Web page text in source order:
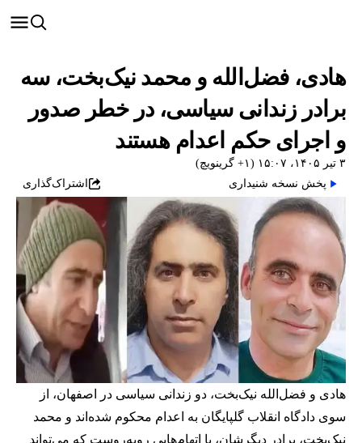
هادی، فضل‌الله و محمد نیک‌بخت، سه
برادر زندانی سیاسی، در خطر صدور
و اجرای حکم اعدام هستند
۳ تیر ۱۴۰۵، ۱۵:۰۷ (‎+۱ گرینویچ)
پخش نسخه شنیداری
اشتراک‌گذاری
هادی و فضل‌الله نیک‌بخت، دو زندانی سیاسی در اصفهان، از
سوی دادگاه انقلاب گلپایگان به اعدام محکوم شده‌اند و محمد
نیک‌بخت، برادر دیگرشان، با اتهام‌هایی روبه‌روست که می‌تواند